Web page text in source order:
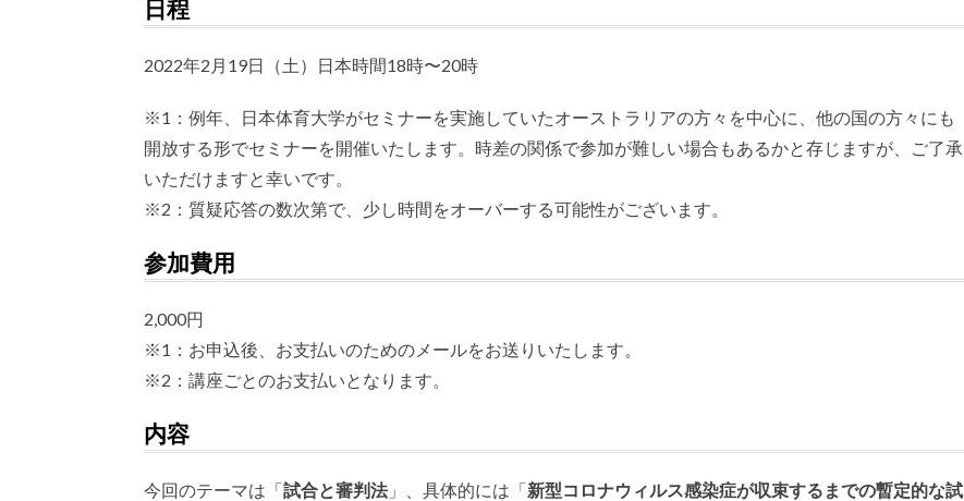
日程
2022年2月19日（土）日本時間18時〜20時
※1：例年、日本体育大学がセミナーを実施していたオーストラリアの方々を中心に、他の国の方々にも
開放する形でセミナーを開催いたします。時差の関係で参加が難しい場合もあるかと存じますが、ご了承
いただけますと幸いです。
※2：質疑応答の数次第で、少し時間をオーバーする可能性がございます。
参加費用
2,000円
※1：お申込後、お支払いのためのメールをお送りいたします。
※2：講座ごとのお支払いとなります。
内容
今回のテーマは「試合と審判法」、具体的には「新型コロナウィルス感染症が収束するまでの暫定的な試